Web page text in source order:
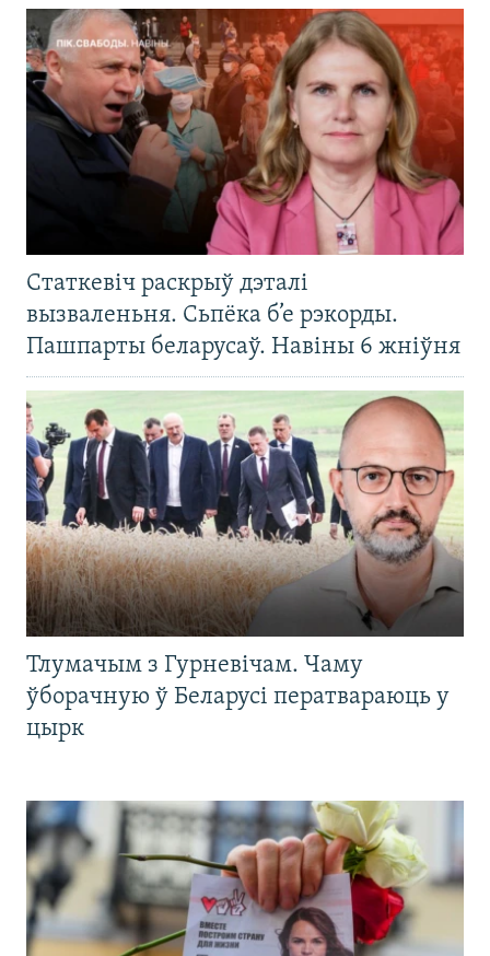
Статкевіч раскрыў дэталі
вызваленьня. Сьпёка б’е рэкорды.
Пашпарты беларусаў. Навіны 6 жніўня
Тлумачым з Гурневічам. Чаму
ўборачную ў Беларусі ператвараюць у
цырк